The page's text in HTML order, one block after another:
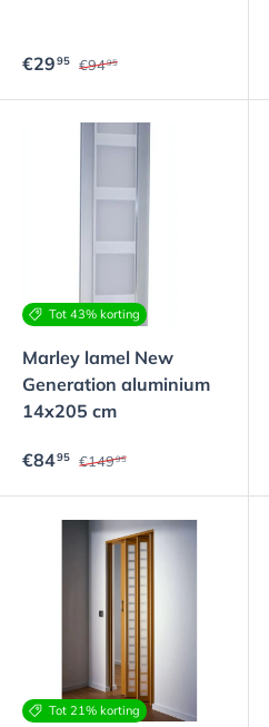
€2995 €9495
Tot 43% korting
Marley lamel New
Generation aluminium
14x205 cm
€8495 €14995
Tot 21% korting